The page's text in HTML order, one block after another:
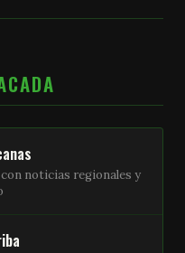
noticias regionales y